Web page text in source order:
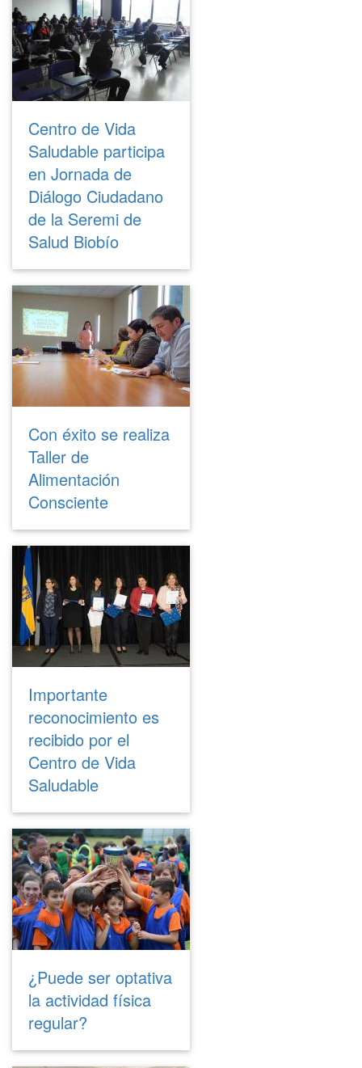
Centro de Vida
Saludable participa
en Jornada de
Diálogo Ciudadano
de la Seremi de
Salud Biobío
Con éxito se realiza
Taller de
Alimentación
Consciente
Importante
reconocimiento es
recibido por el
Centro de Vida
Saludable
¿Puede ser optativa
la actividad física
regular?